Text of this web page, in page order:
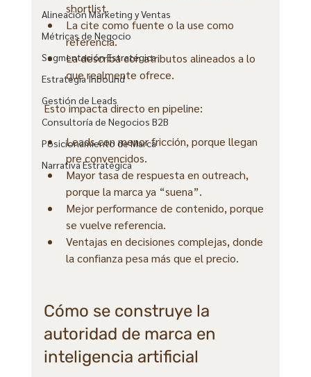
Alineación Marketing y Ventas
Métricas de Negocio
Segmentación Estratégica
Estrategia Inbound
Gestión de Leads
Consultoría de Negocios B2B
Posicionamiento de Marca
Narrativa Estratégica
shortlist.
La cite como fuente o la use como
referencia.
La describa con atributos alineados a lo
que realmente ofrece.
Esto impacta directo en pipeline:
Leads con menor fricción, porque llegan
pre convencidos.
Mayor tasa de respuesta en outreach,
porque la marca ya “suena”.
Mejor performance de contenido, porque
se vuelve referencia.
Ventajas en decisiones complejas, donde
la confianza pesa más que el precio.
Cómo se construye la
autoridad de marca en
inteligencia artificial